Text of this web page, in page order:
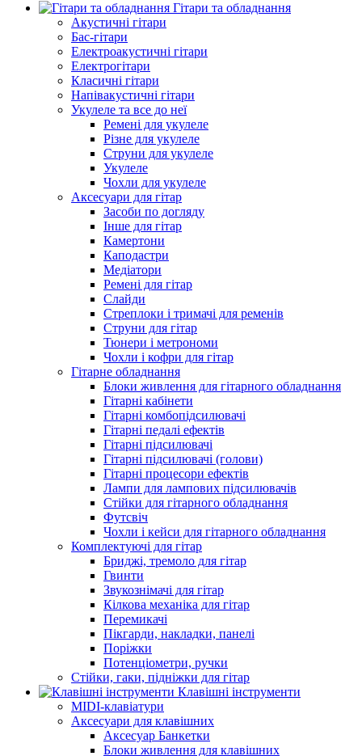
Гітари та обладнання
Акустичні гітари
Бас-гітари
Електроакустичні гітари
Електрогітари
Класичні гітари
Напівакустичні гітари
Укулеле та все до неї
Ремені для укулеле
Різне для укулеле
Струни для укулеле
Укулеле
Чохли для укулеле
Аксесуари для гітар
Засоби по догляду
Інше для гітар
Камертони
Каподастри
Медіатори
Ремені для гітар
Слайди
Стреплоки і тримачі для ременів
Струни для гітар
Тюнери і метрономи
Чохли і кофри для гітар
Гітарне обладнання
Блоки живлення для гітарного обладнання
Гітарні кабінети
Гітарні комбопідсилювачі
Гітарні педалі ефектів
Гітарні підсилювачі
Гітарні підсилювачі (голови)
Гітарні процесори ефектів
Лампи для лампових підсилювачів
Стійки для гітарного обладнання
Футсвіч
Чохли і кейси для гітарного обладнання
Комплектуючі для гітар
Бриджі, тремоло для гітар
Гвинти
Звукознімачі для гітар
Кілкова механіка для гітар
Перемикачі
Пікгарди, накладки, панелі
Поріжки
Потенціометри, ручки
Стійки, гаки, підніжки для гітар
Клавішні інструменти
MIDI-клавіатури
Аксесуари для клавішних
Аксесуар Банкетки
Блоки живлення для клавішних